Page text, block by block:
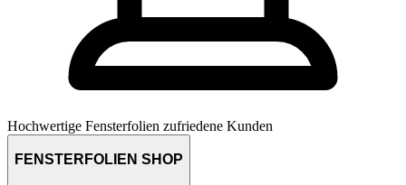
Hochwertige Fensterfolien zufriedene Kunden
FENSTERFOLIEN SHOP